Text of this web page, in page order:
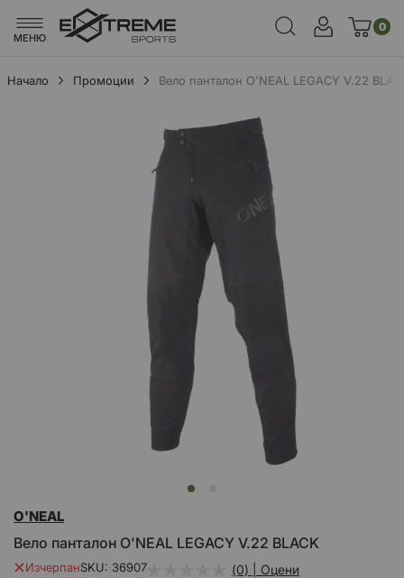
МЕНЮ
0
Начало Промоции
Вело панталон O'NEAL LEGACY V.22
към
на
галерия
Вело панталон O'NEAL LEGACY V.22 BLACK
O'NEAL
ИзчерпанSKU 36907 (0) | Оцени